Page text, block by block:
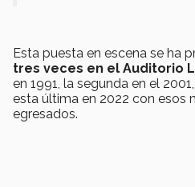
Esta puesta en escena se ha
tres veces en el Auditorio
en 1991, la segunda en el
esta última en 2022 con esos
egresados.